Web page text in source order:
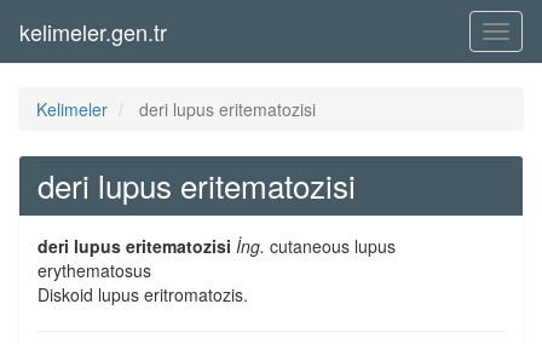
Menü
kelimeler.gen.tr
Kelimeler deri lupus eritematozisi
deri lupus eritematozisi
deri lupus eritematozisi İng. cutaneous lupus
erythematosus
Diskoid lupus eritromatozis.